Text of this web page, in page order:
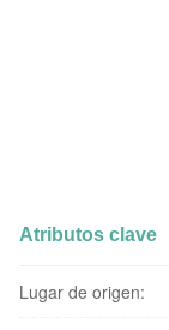
Atributos clave
Lugar de origen: